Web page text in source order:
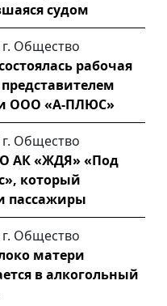
судом
Общество
рабочая
представителем
ООО «А-ПЛЮС»
Общество
АК «ЖДЯ» «Под
который
пассажиры
Общество
матери
в алкогольный